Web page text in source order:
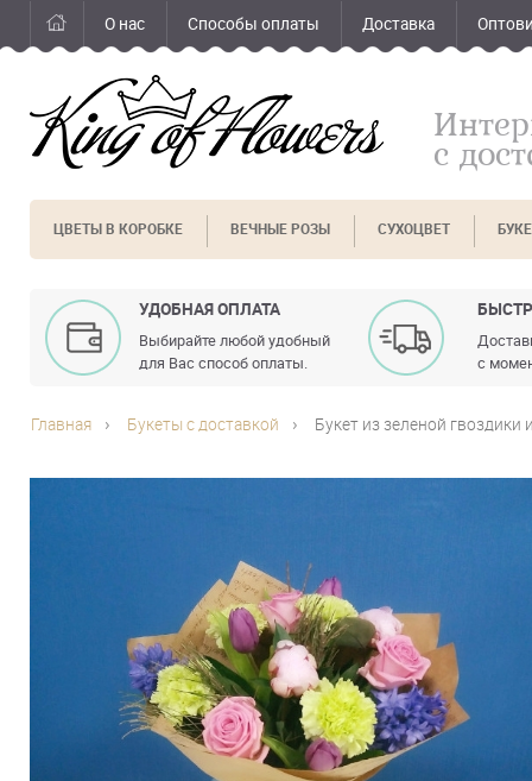
О нас Способы оплаты Доставка
с
ЦВЕТЫ В КОРОБКЕ ВЕЧНЫЕ РОЗЫ СУХОЦВЕТ
УДОБНАЯ ОПЛАТА
Выбирайте любой удобный
для Вас способ оплаты.
с
Главная Букеты с доставкой Букет из зеленой